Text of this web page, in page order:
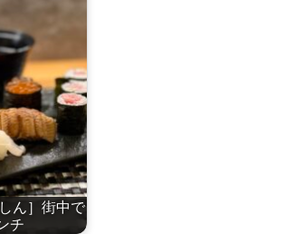
ん］街中で
チ